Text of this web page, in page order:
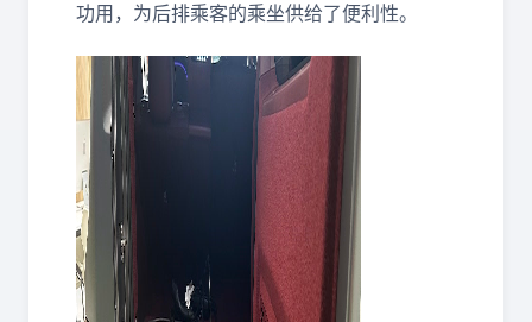
功用，为后排乘客的乘坐供给了便利性。